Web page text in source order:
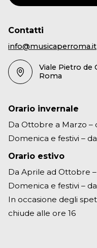
Contatti
info@musicaperroma.it
Viale Pietro de
Roma
Orario invernale
Da Ottobre a Marzo –
Domenica e festivi –
Orario estivo
Da Aprile ad Ottobre –
Domenica e festivi –
In occasione degli
chiude alle ore 16